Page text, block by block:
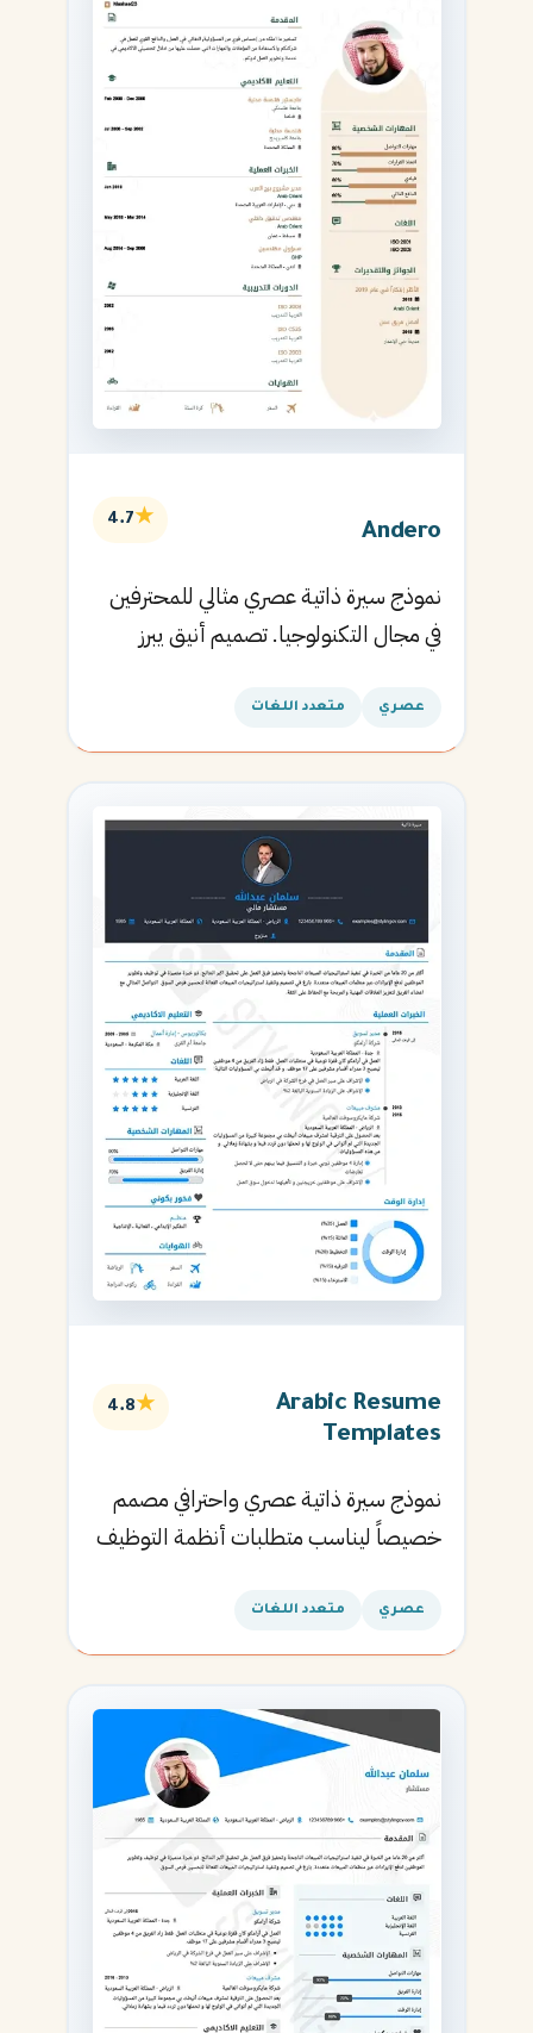
Andero
★
4.7
نموذج سيرة ذاتية عصري مثالي للمحترفين
في مجال التكنولوجيا. تصميم أنيق يبرز
عصري متعدد اللغات
Arabic Resume
Templates
★
4.8
نموذج سيرة ذاتية عصري واحترافي مصمم
خصيصاً ليناسب متطلبات أنظمة التوظيف
القادمة.
عصري متعدد اللغات